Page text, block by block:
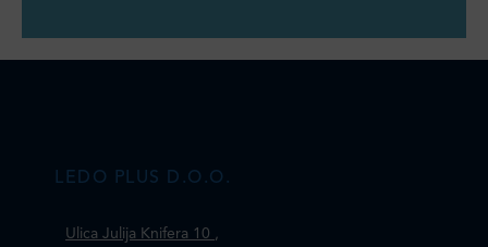
LEDO PLUS D.O.O.
Ulica Julija Knifera 10 ,